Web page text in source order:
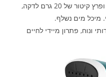
הספק 1300W ופרץ קיטור של 20 גרם לדקה,
מיכל מים נשלף.
ונוח, פתרון מיידי לחיים